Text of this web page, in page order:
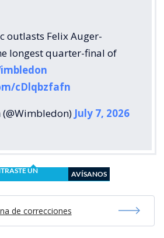
outlasts Felix Auger-
longest quarter-final of
cDlqbzfafn
July 7, 2026
UN
AVÍSANOS
de correcciones